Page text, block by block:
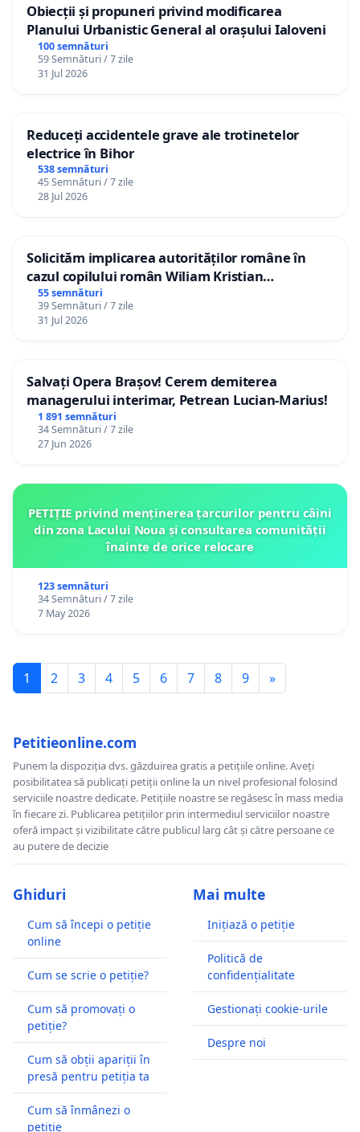
Obiecții și propuneri privind modificarea
Planului Urbanistic General al orașului Ialoveni
100 semnături
59 Semnături / 7 zile
31 Jul 2026
Reduceți accidentele grave ale trotinetelor
electrice în Bihor
538 semnături
45 Semnături / 7 zile
28 Jul 2026
Solicităm implicarea autorităților române în
cazul copilului român Wiliam Kristian
Gheorghe, aflat în plasament în Danemarca de
12 ani
55 semnături
39 Semnături / 7 zile
31 Jul 2026
Salvați Opera Brașov! Cerem demiterea
managerului interimar, Petrean Lucian-Marius!
1 891 semnături
34 Semnături / 7 zile
27 Jun 2026
PETIȚIE privind menținerea țarcurilor pentru câini
din zona Lacului Noua și consultarea comunității
înainte de orice relocare
123 semnături
34 Semnături / 7 zile
7 May 2026
1 2 3 4 5 6 7 8 9 »
Petitieonline.com
Punem la dispoziția dvs. găzduirea gratis a petițiile online. Aveți
posibilitatea să publicați petiții online la un nivel profesional folosind
serviciile noastre dedicate. Petițiile noastre se regăsesc în mass media
în fiecare zi. Publicarea petițiilor prin intermediul serviciilor noastre
oferă impact și vizibilitate către publicul larg cât și către persoane ce
au putere de decizie
Ghiduri
Cum să începi o petiție
online
Cum se scrie o petiție?
Cum să promovați o
petiție?
Cum să obții apariții în
presă pentru petiția ta
Cum să înmânezi o
petiție
Mai multe
Inițiază o petiție
Politică de
confidențialitate
Gestionați cookie-urile
Despre noi